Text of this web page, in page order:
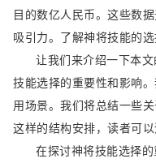
目的数亿人民币。这些数
吸引力。了解神将技能的
让我们来介绍一下本
技能选择的重要性和影响
用场景。我们将总结一些
这样的结构安排，读者可
在探讨神将技能选择